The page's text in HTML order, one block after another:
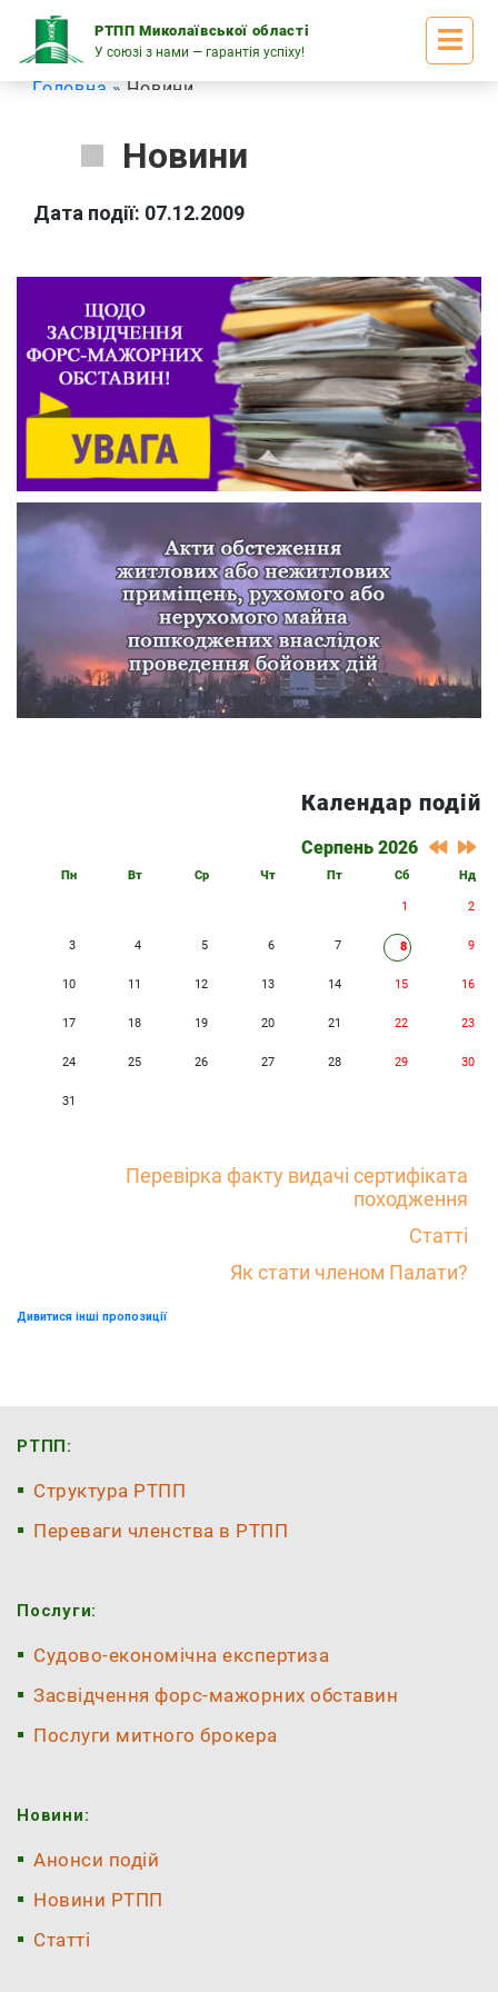
РТПП Миколаївської області
У союзі з нами — гарантія успіху!
content
Головна Новини
Новини
Дата події: 07.12.2009
Календар подій
Серпень 2026
Пн Вт Ср Чт Пт Сб Нд
1 2
3 4 5 6 7 8 9
10 11 12 13 14 15 16
17 18 19 20 21 22 23
24 25 26 27 28 29 30
31
Перевірка факту видачі сертифіката
походження
Статті
Як стати членом Палати?
Дивитися інші пропозиції
РТПП:
Структура РТПП
Переваги членства в РТПП
Послуги:
Судово-економічна експертиза
Засвідчення форс-мажорних обставин
Послуги митного брокера
Новини:
Анонси подій
Новини РТПП
Статті